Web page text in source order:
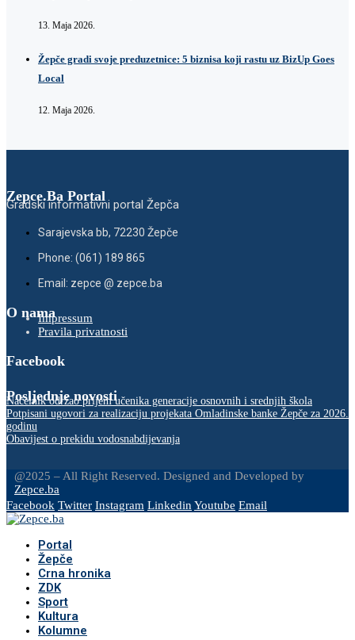
13. Maja 2026.
Žepče gradi svoje preduzetnice: 5 biznisa koji rastu uz BizUp Goes
Local
12. Maja 2026.
Zepce.Ba Portal
Gradski informativni portal Žepča
Sarajevska bb, 72230 Žepče
Phone: (061) 189 865
Email: zepce @ zepce.ba
O namaImpressum
Pravila privatnosti
Facebook
Posljednje novosti
Načelnik održao prijem učenika generacije osnovnih i srednjih škola
Potpisani ugovori za realizaciju projekata Omladinske banke Žepče za 2026.
godinu
Obavijest o prekidu vodosnabdijevanja
@2025 – All Right Reserved. Designed and Developed by
Zepce.ba
Facebook Twitter Instagram Linkedin Youtube Email
Portal
Žepče
Crna hronika
ZDK
Sport
Kultura
Kolumne